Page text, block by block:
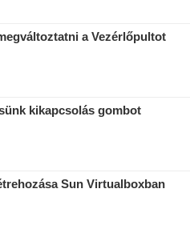
a Vezérlőpultot
kikapcsolás gombot
Sun Virtualboxban